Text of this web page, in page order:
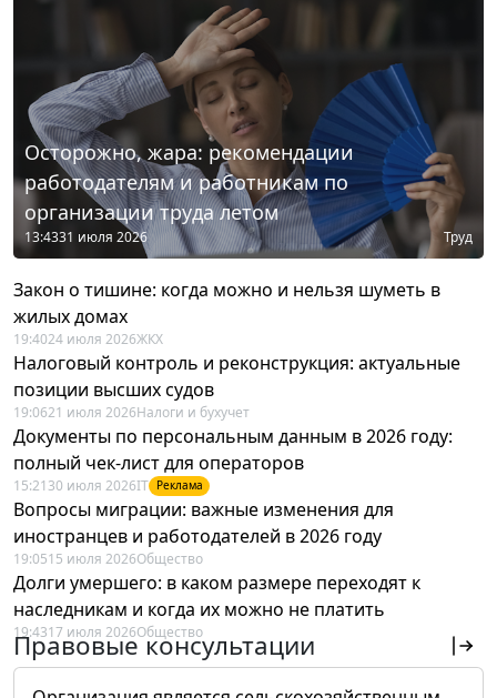
Осторожно, жара: рекомендации
работодателям и работникам по
организации труда летом
13:4331 июля 2026 Труд
Закон о тишине: когда можно и нельзя шуметь в
жилых домах
19:4024 июля 2026ЖКХ
Налоговый контроль и реконструкция: актуальные
позиции высших судов
19:0621 июля 2026Налоги и бухучет
Документы по персональным данным в 2026 году:
полный чек-лист для операторов
15:21 30 июля 2026IT Реклама
Вопросы миграции: важные изменения для
иностранцев и работодателей в 2026 году
19:0515 июля 2026Общество
Долги умершего: в каком размере переходят к
наследникам и когда их можно не платить
19:4317 июля 2026Общество
Правовые консультации